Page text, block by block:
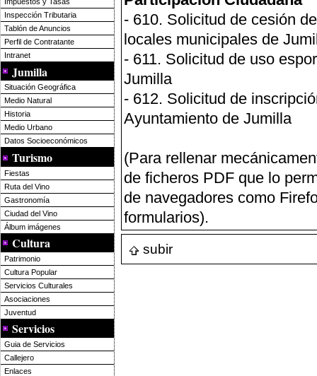
Inspección Tributaria
Tablón de Anuncios
Perfil de Contratante
Intranet
Jumilla
Situación Geográfica
Medio Natural
Historia
Medio Urbano
Datos Socioeconómicos
Turismo
Fiestas
Ruta del Vino
Gastronomía
Ciudad del Vino
Álbum imágenes
Cultura
Patrimonio
Cultura Popular
Servicios Culturales
Asociaciones
Juventud
Servicios
Guia de Servicios
Callejero
Enlaces
- 610. Solicitud de cesión
locales municipales de
- 611. Solicitud de uso
Jumilla
- 612. Solicitud de
Ayuntamiento de Jumilla
(Para rellenar
de ficheros PDF que lo
de navegadores como
formularios).
subir